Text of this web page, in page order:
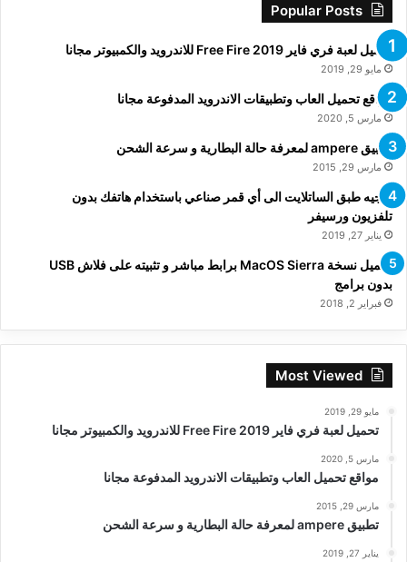
Popular Posts
تحميل لعبة فري فاير Free Fire 2019 للاندرويد والكمبيوتر مجانا
مايو 29, 2019
مواقع تحميل العاب وتطبيقات الاندرويد المدفوعة مجانا
مارس 5, 2020
تطبيق ampere لمعرفة حالة البطارية و سرعة الشحن
مارس 29, 2015
توجيه طبق الساتلايت الى أي قمر صناعي باستخدام هاتفك بدون
تلفزيون ورسيفر
يناير 27, 2019
تحميل نسخة MacOS Sierra برابط مباشر و تثبيته على فلاش USB
بدون برامج
فبراير 2, 2018
Most Viewed
مايو 29, 2019
تحميل لعبة فري فاير Free Fire 2019 للاندرويد والكمبيوتر مجانا
مارس 5, 2020
مواقع تحميل العاب وتطبيقات الاندرويد المدفوعة مجانا
مارس 29, 2015
تطبيق ampere لمعرفة حالة البطارية و سرعة الشحن
يناير 27, 2019